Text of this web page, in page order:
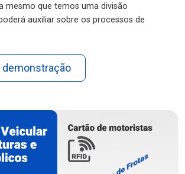
mesmo que temos uma divisão
auxiliar sobre os processos de
demonstração